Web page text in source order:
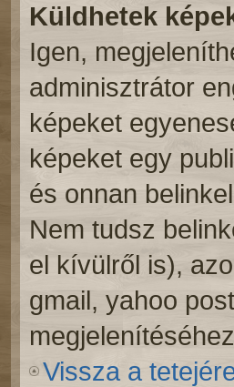
Küldhetek
Igen,
adminisztrátor
képeket
képeket egy
és onnan
Nem tudsz
el kívülről is),
gmail, yahoo
Vissza a